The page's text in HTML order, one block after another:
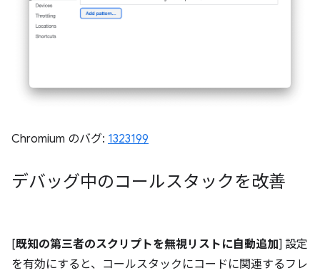
Chromium のバグ: 1323199
デバッグ中のコールスタックを改善
[既知の第三者のスクリプトを無視リストに自動追加] 設定
を有効にすると、コールスタックにコードに関連するフレ